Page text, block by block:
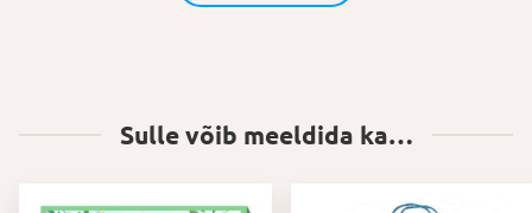
Sulle võib meeldida ka…